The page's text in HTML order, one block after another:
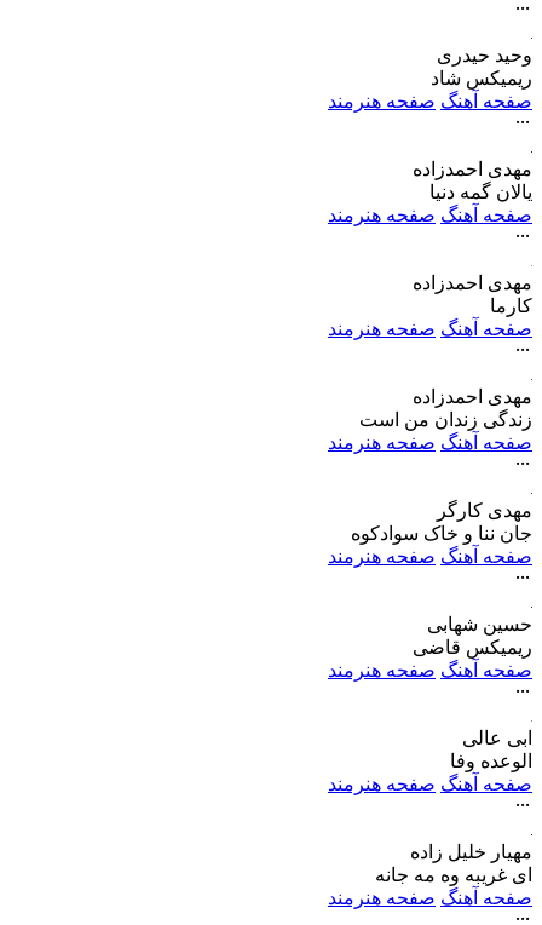
وحید حیدری
ریمیکس شاد
صفحه آهنگ صفحه هنرمند
مهدی احمدزاده
یالان گمه دنیا
صفحه آهنگ صفحه هنرمند
مهدی احمدزاده
کارما
صفحه آهنگ صفحه هنرمند
مهدی احمدزاده
زندگی زندان من است
صفحه آهنگ صفحه هنرمند
مهدی کارگر
جان ننا و خاک سوادکوه
صفحه آهنگ صفحه هنرمند
حسین شهابی
ریمیکس قاضی
صفحه آهنگ صفحه هنرمند
ابی عالی
الوعده وفا
صفحه آهنگ صفحه هنرمند
مهیار خلیل زاده
ای غریبه وه مه جانه
صفحه آهنگ صفحه هنرمند